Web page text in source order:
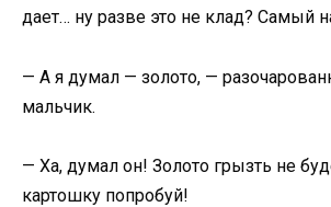
дает… ну разве это не клад? Самый
— А я думал — золото, —
мальчик.
— Ха, думал он! Золото грызть не
картошку попробуй!